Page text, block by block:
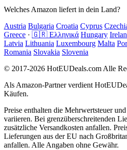
Welches Amazon liefert in dein Land?
Austria Bulgaria Croatia Cyprus
Greece · 🇬🇷 Ελληνικά Hungary
Latvia Lithuania Luxembourg Malta
Romania Slovakia Slovenia
© 2017-2026 HotEUDeals.com Alle
Als Amazon-Partner verdient
Käufen.
Preise enthalten die Mehrwertsteuer
variieren. Bei grenzüberschreitenden
zusätzliche Versandkosten anfallen.
Lieferungen aus der EU nach
anfallen. Alle Angaben ohne Gewähr.